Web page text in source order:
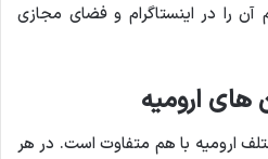
آن را در اینستاگرام و فضای مجازی
های ارومیه
ارومیه با هم متفاوت است. در هر